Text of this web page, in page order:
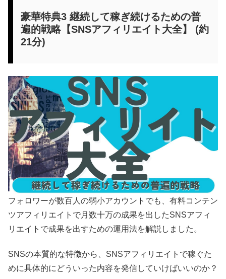
豪華特典3 継続して稼ぎ続けるための普
遍的戦略【SNSアフィリエイト大全】 (約
21分)
フォロワーが数百人の弱小アカウントでも、有料コンテン
ツアフィリエイトで月数十万の成果を出したSNSアフィ
リエイトで成果を出すための運用法を解説しました。
SNSの本質的な特徴から、SNSアフィリエイトで稼ぐた
めに具体的にどういった内容を発信していけばいいのか？